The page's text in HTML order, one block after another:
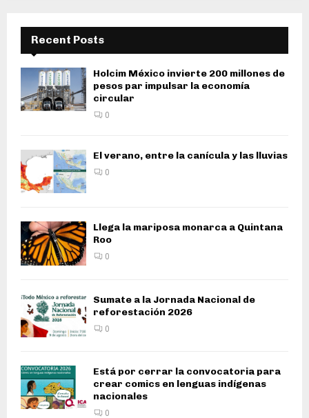
Recent Posts
Holcim México invierte 200 millones de
pesos par impulsar la economía
circular
0
El verano, entre la canícula y las lluvias
0
Llega la mariposa monarca a Quintana
Roo
0
Sumate a la Jornada Nacional de
reforestación 2026
0
Está por cerrar la convocatoria para
crear comics en lenguas indígenas
nacionales
0